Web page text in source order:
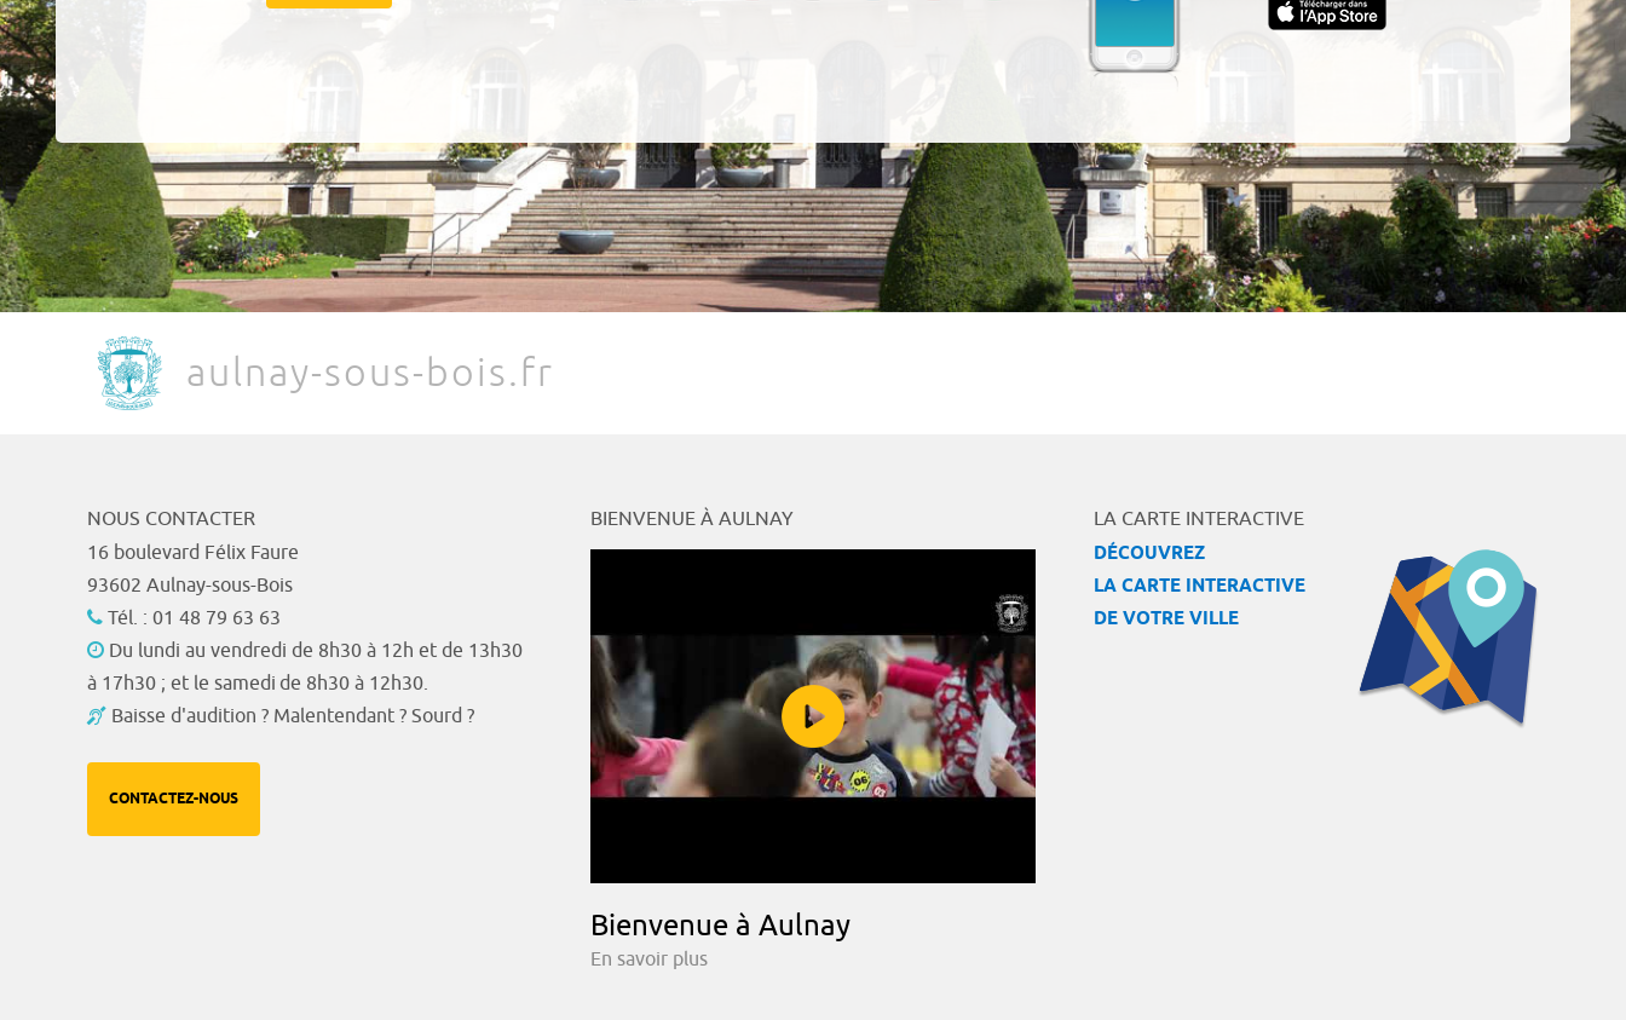
aulnay-sous-bois.fr
NOUS CONTACTER
16 boulevard Félix Faure
93602 Aulnay-sous-Bois
Tél. : 01 48 79 63 63
Du lundi au vendredi de 8h30 à 12h et de 13h30
à 17h30 ; et le samedi de 8h30 à 12h30.
Baisse d'audition ? Malentendant ? Sourd ?
CONTACTEZ-NOUS
BIENVENUE À AULNAY
Bienvenue à Aulnay
En savoir plus
LA CARTE INTERACTIVE
DÉCOUVREZ
LA CARTE INTERACTIVE
DE VOTRE VILLE